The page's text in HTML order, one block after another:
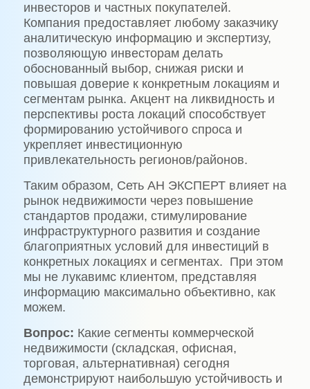
инвесторов и частных покупателей.
Компания предоставляет любому заказчику
аналитическую информацию и экспертизу,
позволяющую инвесторам делать
обоснованный выбор, снижая риски и
повышая доверие к конкретным локациям и
сегментам рынка. Акцент на ликвидность и
перспективы роста локаций способствует
формированию устойчивого спроса и
укрепляет инвестиционную
привлекательность регионов/районов.
Таким образом, Сеть АН ЭКСПЕРТ влияет на
рынок недвижимости через повышение
стандартов продажи, стимулирование
инфраструктурного развития и создание
благоприятных условий для инвестиций в
конкретных локациях и сегментах. При этом
мы не лукавимс клиентом, представляя
информацию максимально объективно, как
можем.
Вопрос: Какие сегменты коммерческой
недвижимости (складская, офисная,
торговая, альтернативная) сегодня
демонстрируют наибольшую устойчивость и